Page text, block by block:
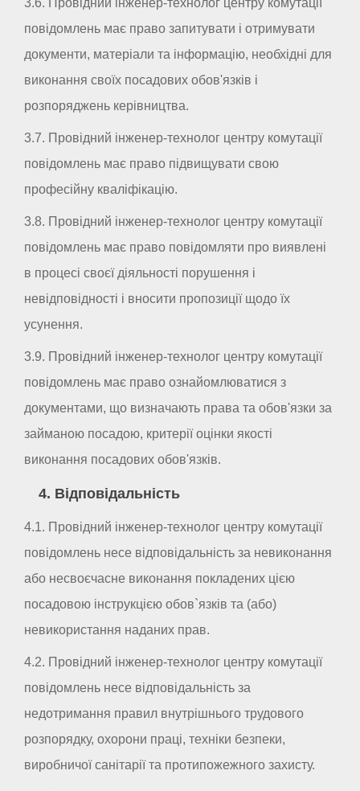
3.6. Провідний інженер-технолог центру комутації
повідомлень має право запитувати і отримувати
документи, матеріали та інформацію, необхідні для
виконання своїх посадових обов'язків і
розпоряджень керівництва.
3.7. Провідний інженер-технолог центру комутації
повідомлень має право підвищувати свою
професійну кваліфікацію.
3.8. Провідний інженер-технолог центру комутації
повідомлень має право повідомляти про виявлені
в процесі своєї діяльності порушення і
невідповідності і вносити пропозиції щодо їх
усунення.
3.9. Провідний інженер-технолог центру комутації
повідомлень має право ознайомлюватися з
документами, що визначають права та обов'язки за
займаною посадою, критерії оцінки якості
виконання посадових обов'язків.
4. Відповідальність
4.1. Провідний інженер-технолог центру комутації
повідомлень несе відповідальність за невиконання
або несвоєчасне виконання покладених цією
посадовою інструкцією обов`язків та (або)
невикористання наданих прав.
4.2. Провідний інженер-технолог центру комутації
повідомлень несе відповідальність за
недотримання правил внутрішнього трудового
розпорядку, охорони праці, техніки безпеки,
виробничої санітарії та протипожежного захисту.